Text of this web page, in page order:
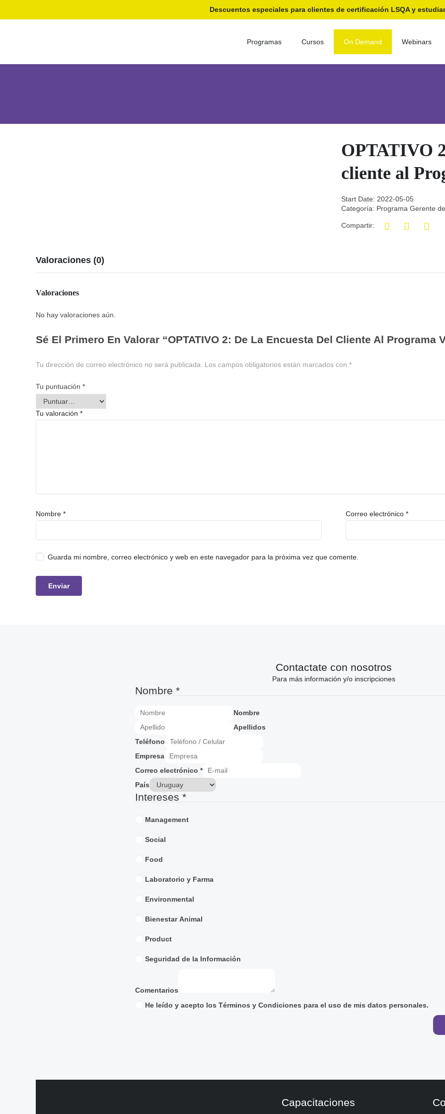
Descuentos especiales para clientes de certificación LSQA y
Programas Cursos On Demand Webinars
OPTATIVO
cliente al
Start Date: 2022-05-05
Categoría: Programa Gerente
Compartir:
Valoraciones (0)
Valoraciones
No hay valoraciones aún.
Sé El Primero En Valorar “OPTATIVO 2: De La Encuesta Del Cliente Al Programa
Tu dirección de correo electrónico no será publicada. Los campos obligatorios están marcados con *
Tu puntuación *
Tu valoración *
Nombre * Correo electrónico *
Guarda mi nombre, correo electrónico y web en este navegador para la próxima vez que comente.
Contactate con nosotros
Para más información y/o inscripciones
Nombre *
Nombre
Apellidos
Teléfono
Empresa
Correo electrónico *
País
Intereses *
Management
Social
Food
Laboratorio y Farma
Environmental
Bienestar Animal
Product
Seguridad de la Información
Comentarios
He leído y acepto los Términos y Condiciones para el uso de mis datos personales.
Capacitaciones